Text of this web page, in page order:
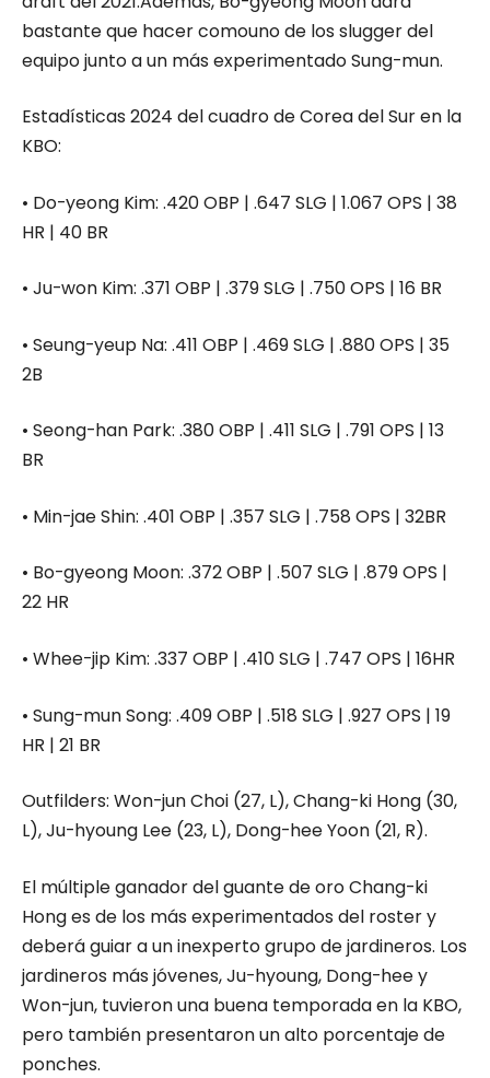
bastante que hacer comouno de los slugger del
equipo junto a un más experimentado Sung-mun.
Estadísticas 2024 del cuadro de Corea del Sur en la
KBO:
• Do-yeong Kim: .420 OBP | .647 SLG | 1.067 OPS | 38
HR | 40 BR
• Ju-won Kim: .371 OBP | .379 SLG | .750 OPS | 16 BR
• Seung-yeup Na: .411 OBP | .469 SLG | .880 OPS | 35
2B
• Seong-han Park: .380 OBP | .411 SLG | .791 OPS | 13
BR
• Min-jaeShin: .401 OBP | .357 SLG | .758 OPS | 32BR
• Bo-gyeong Moon: .372 OBP | .507 SLG | .879 OPS |
22 HR
• Whee-jip Kim: .337 OBP | .410 SLG | .747 OPS | 16HR
• Sung-munSong: .409 OBP | .518 SLG | .927 OPS | 19
HR | 21 BR
Outfilders: Won-junChoi (27, L), Chang-ki Hong (30,
L),Ju-hyoung Lee (23, L), Dong-heeYoon (21, R).
El múltiple ganador del guante de oro Chang-ki
Hong es de los más experimentados del roster y
deberá guiar a un inexperto grupo de jardineros. Los
jardineros más jóvenes, Ju-hyoung, Dong-hee y
Won-jun, tuvieron una buena temporada en la KBO,
pero también presentaron un alto porcentaje de
ponches.